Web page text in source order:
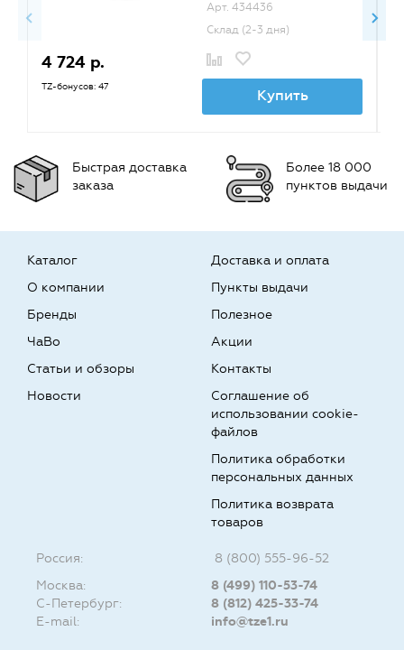
Арт. 434436
Склад (2-3 дня)
4 724 р.
TZ-бонусов: 47 Купить
Быстрая доставка
заказа
Более 18 000
пунктов выдачи
Каталог
О компании
Бренды
Доставка и оплата
Пункты выдачи
Полезное
ЧаВо
Статьи и обзоры
Новости
Акции
Контакты
Соглашение об
использовании cookie-
файлов
Политика обработки
персональных данных
Политика возврата
товаров
Россия:
8 (800) 555-96-52
Москва:
8 (499) 110-53-74
С-Петербург:
8 (812) 425-33-74
E-mail:
info@tze1.ru